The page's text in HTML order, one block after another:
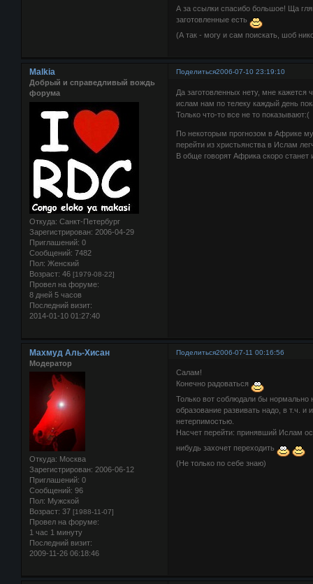
А за ссылки спасибо большое! Ща
заготовленные есть
(А так - могу и сам поискать, шоб
Поделиться2006-07-10 23:19:10
Malkia
Добрый и справедливый вождь
форума
Откуда: Санкт-Петербург
Зарегистрирован: 2006-04-29
Приглашений: 0
Сообщений: 7482
Пол: Женский
Возраст: 46 [1979-08-22]
Провел на форуме:
8 дней 5 часов
Последний визит:
2014-01-10 01:27:40
Да заготовленных нету, мне
ислам нам по телеку каждый день
Только что-то все не то показывают:(
По некоторым прогнозом в Африке
перейти из христьянства в Ислам
В обще говорят Африка скоро станет
Поделиться2006-07-11 00:16:56
Махмуд Аль-Хисан
Модератор
Откуда: Москва
Зарегистрирован: 2006-06-12
Приглашений: 0
Сообщений: 96
Пол: Мужской
Возраст: 37 [1988-11-07]
Провел на форуме:
1 час 1 минуту
Последний визит:
2009-11-26 06:18:46
Салам!
Конечно радоваться
Только вот соблюдали бы
образование развивать надо, в т.ч.
нетерпимостью.
Насчет перейти: принявший Ислам
нибудь захочет переходить
(Не только по себе знаю)